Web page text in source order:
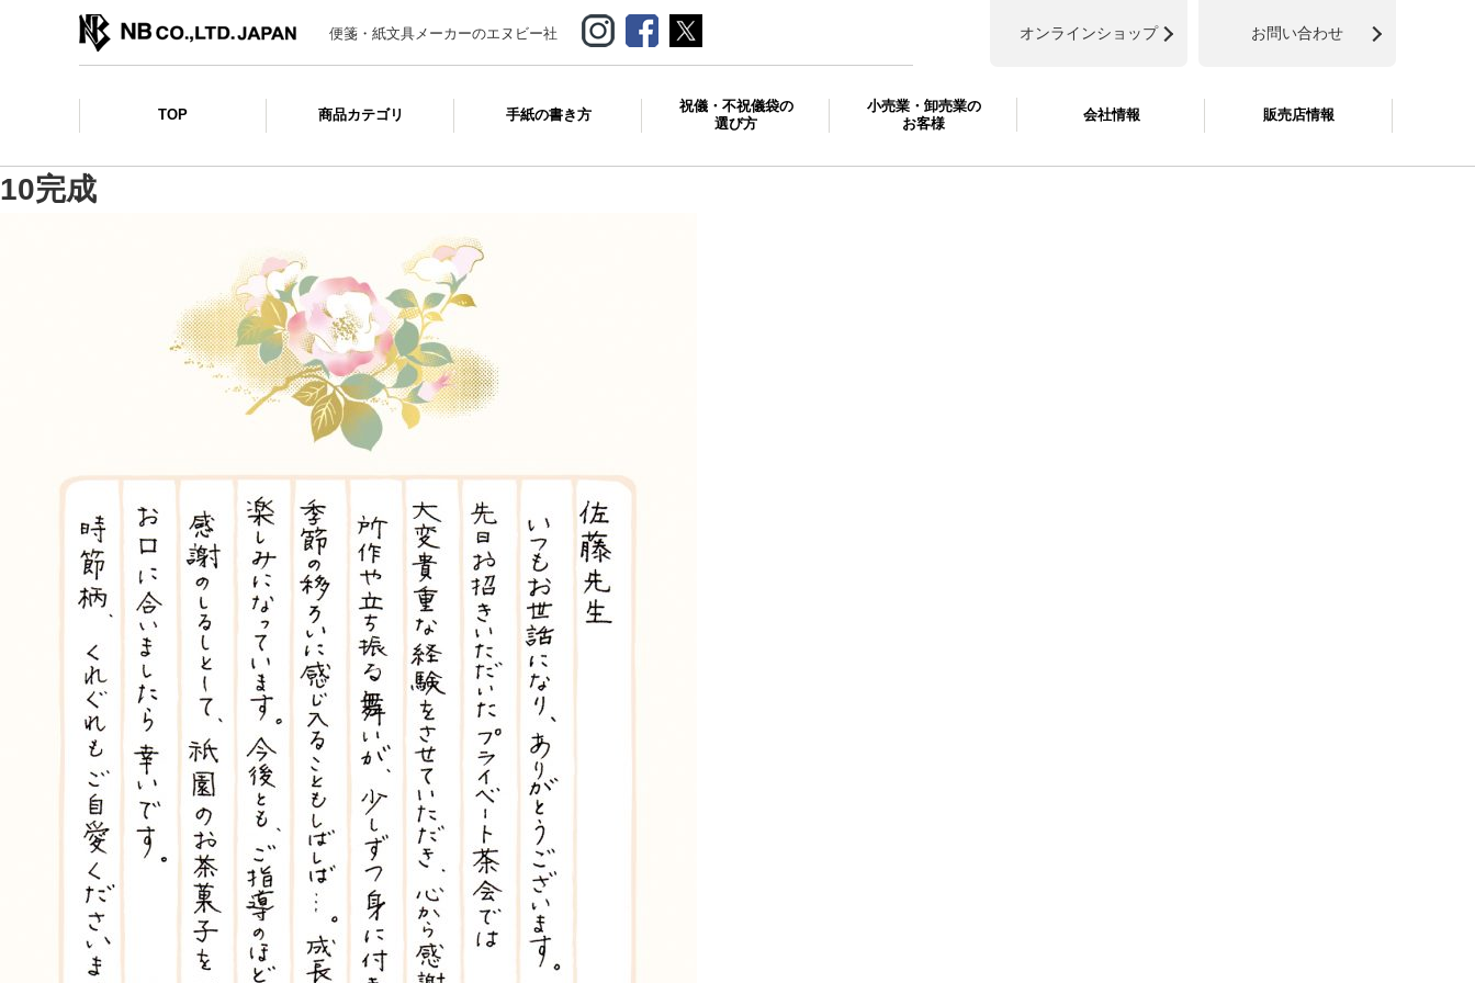
便箋・紙文具メーカーのエヌビー社 お問い合わせ
オンラインショップ
TOP 商品カテゴリ 手紙の書き方
祝儀・不祝儀袋の
選び方
小売業・卸売業の
お客様
会社情報 販売店情報
10完成